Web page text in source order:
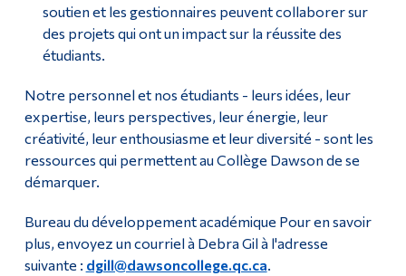
soutien et les gestionnaires peuvent collaborer sur
des projets qui ont un impact sur la réussite des
étudiants.
Notre personnel et nos étudiants - leurs idées, leur
expertise, leurs perspectives, leur énergie, leur
créativité, leur enthousiasme et leur diversité - sont les
ressources qui permettent au Collège Dawson de se
démarquer.
Bureau du développement académique Pour en savoir
plus, envoyez un courriel à Debra Gil à l'adresse
suivante : dgill@dawsoncollege.qc.ca